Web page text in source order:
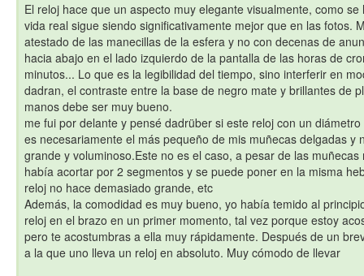
El reloj hace que un aspecto muy elegante visualmente, como
vida real sigue siendo significativamente mejor que en las fotos.
atestado de las manecillas de la esfera y no con decenas de
hacia abajo en el lado izquierdo de la pantalla de las horas de
minutos... Lo que es la legibilidad del tiempo, sino interferir en
dadran, el contraste entre la base de negro mate y brillantes de
manos debe ser muy bueno.
me fui por delante y pensé dadrüber si este reloj con un
es necesariamente el más pequeño de mis muñecas delgadas y
grande y voluminoso.Este no es el caso, a pesar de las
había acortar por 2 segmentos y se puede poner en la misma
reloj no hace demasiado grande, etc
Además, la comodidad es muy bueno, yo había temido al
reloj en el brazo en un primer momento, tal vez porque estoy
pero te acostumbras a ella muy rápidamente. Después de un
a la que uno lleva un reloj en absoluto. Muy cómodo de llevar